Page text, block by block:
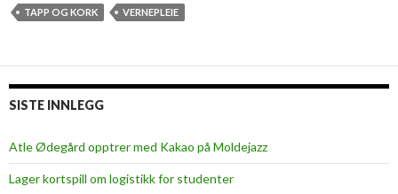
n
s
e
TAPP OG KORK
VERNEPLEIE
SISTE INNLEGG
Atle Ødegård opptrer med Kakao på Moldejazz
Lager kortspill om logistikk for studenter